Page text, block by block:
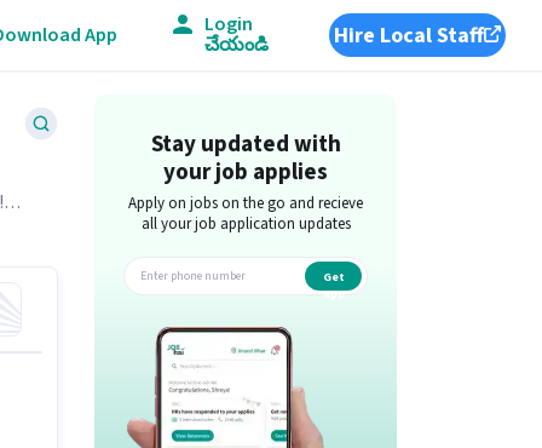
App Login
చేయండి Hire Local Staff
Stay updated with
your job applies
Apply on jobs on the go and recieve
all your job application updates
Get
app